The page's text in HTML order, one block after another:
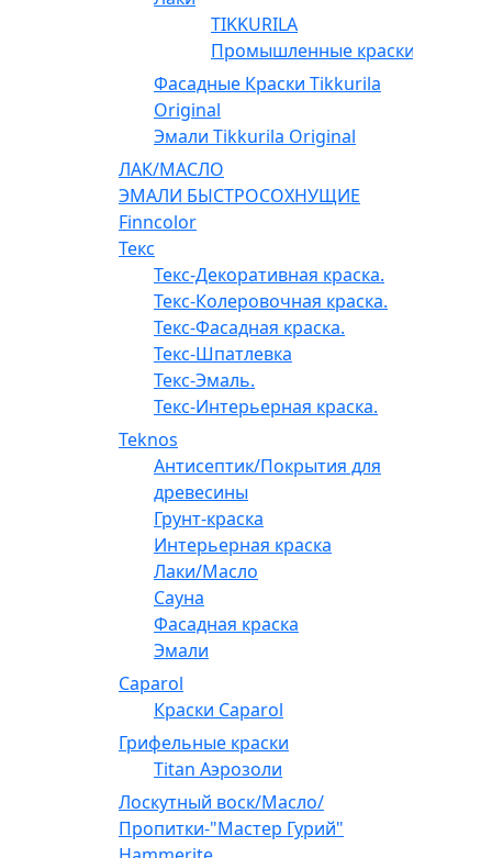
TIKKURILA
Промышленные краски
Фасадные Краски Tikkurila
Original
Эмали Tikkurila Original
ЛАК/МАСЛО
ЭМАЛИ БЫСТРОСОХНУЩИЕ
Finncolor
Текс
Текс-Декоративная краска.
Текс-Колеровочная краска.
Текс-Фасадная краска.
Текс-Шпатлевка
Текс-Эмаль.
Текс-Интерьерная краска.
Teknos
Антисептик/Покрытия для
древесины
Грунт-краска
Интерьерная краска
Лаки/Масло
Сауна
Фасадная краска
Эмали
Caparol
Краски Caparol
Грифельные краски
Titan Аэрозоли
Лоскутный воск/Масло/
Пропитки-"Мастер Гурий"